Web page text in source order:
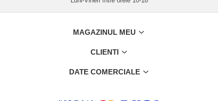
MAGAZINUL MEU
CLIENTI
DATE COMERCIALE